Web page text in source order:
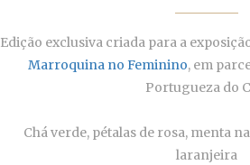
Edição exclusiva criada para a
Marroquina no Feminino, em
Portugueza do
Chá verde, pétalas de rosa, menta
laranjeira